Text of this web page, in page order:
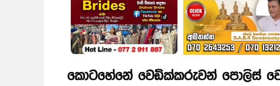
කොටහේනේ වෙඩික්කරුවන් පොලිස්